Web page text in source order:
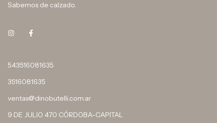
Sabemos de calzado.
543516081635
3516081635
ventas@dinobutelli.com.ar
9 DE JULIO 470 CÓRDOBA-CAPITAL